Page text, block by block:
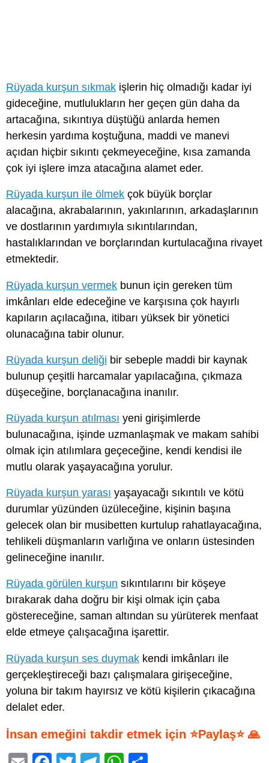
Rüyada kurşun sıkmak işlerin hiç olmadığı kadar iyi
gideceğine, mutlulukların her geçen gün daha da
artacağına, sıkıntıya düştüğü anlarda hemen
herkesin yardıma koştuğuna, maddi ve manevi
açıdan hiçbir sıkıntı çekmeyeceğine, kısa zamanda
çok iyi işlere imza atacağına alamet eder.
Rüyada kurşun ile ölmek çok büyük borçlar
alacağına, akrabalarının, yakınlarının, arkadaşlarının
ve dostlarının yardımıyla sıkıntılarından,
hastalıklarından ve borçlarından kurtulacağına rivayet
etmektedir.
Rüyada kurşun vermek bunun için gereken tüm
imkânları elde edeceğine ve karşısına çok hayırlı
kapıların açılacağına, itibarı yüksek bir yönetici
olunacağına tabir olunur.
Rüyada kurşun deliği bir sebeple maddi bir kaynak
bulunup çeşitli harcamalar yapılacağına, çıkmaza
düşeceğine, borçlanacağına inanılır.
Rüyada kurşun atılması yeni girişimlerde
bulunacağına, işinde uzmanlaşmak ve makam sahibi
olmak için atılımlara geçeceğine, kendi kendisi ile
mutlu olarak yaşayacağına yorulur.
Rüyada kurşun yarası yaşayacağı sıkıntılı ve kötü
durumlar yüzünden üzüleceğine, kişinin başına
gelecek olan bir musibetten kurtulup rahatlayacağına,
tehlikeli düşmanların varlığına ve onların üstesinden
gelineceğine inanılır.
Rüyada görülen kurşun sıkıntılarını bir köşeye
bırakarak daha doğru bir kişi olmak için çaba
göstereceğine, saman altından su yürüterek menfaat
elde etmeye çalışacağına işarettir.
Rüyada kurşun ses duymak kendi imkânları ile
gerçekleştireceği bazı çalışmalara girişeceğine,
yoluna bir takım hayırsız ve kötü kişilerin çıkacağına
delalet eder.
İnsan emeğini takdir etmek için ⭐Paylaş⭐ 🙏